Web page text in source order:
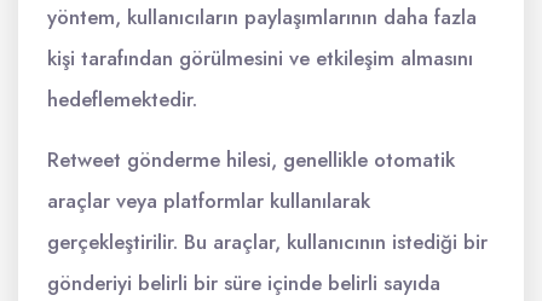
yöntem, kullanıcıların paylaşımlarının daha fazla
kişi tarafından görülmesini ve etkileşim almasını
hedeflemektedir.
Retweet gönderme hilesi, genellikle otomatik
araçlar veya platformlar kullanılarak
gerçekleştirilir. Bu araçlar, kullanıcının istediği bir
gönderiyi belirli bir süre içinde belirli sayıda